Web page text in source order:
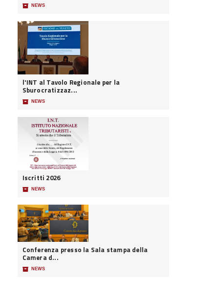
📦 NEWS
l'INT al Tavolo Regionale per la
Sburocratizzaz...
📦 NEWS
Iscritti 2026
📦 NEWS
Conferenza presso la Sala stampa della
Camera d...
📦 NEWS